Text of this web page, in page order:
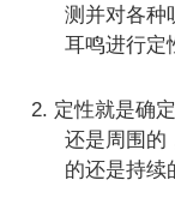
测并对各种
耳鸣进行定
2. 定性就是确
还是周围的
的还是持续